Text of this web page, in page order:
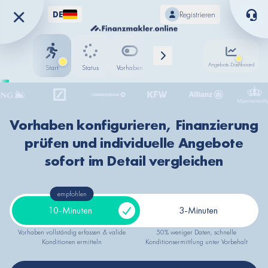
DE Registrieren
Start Status Vorhaben Fortschritt Standort
Angebots-Dashboard
ING
Deutsche Bank
Münchener Hypothekenbank
Deutsche Kreditbank (DKB)
Signal Iduna
Vorhaben konfigurieren, Finanzierung
prüfen und individuelle Angebote
sofort im Detail vergleichen
empfohlen
10-Minuten 3-Minuten
Vorhaben vollständig erfassen & valide
Konditionen ermitteln
50% weniger Daten, schnelle
Konditionsermittlung unter Vorbehalt